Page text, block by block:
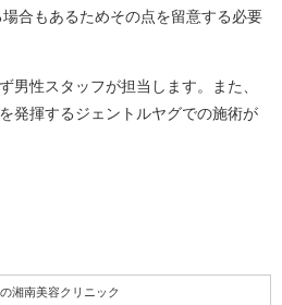
合もあるためその点を留意する必要
男性スタッフが担当します。また、
発揮するジェントルヤグでの施術が
湘南美容クリニック